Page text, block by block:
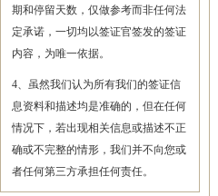
期和停留天数，仅做参考而非任何法
定承诺，一切均以签证官签发的签证
内容，为唯一依据。
4、虽然我们认为所有我们的签证信
息资料和描述均是准确的，但在任何
情况下，若出现相关信息或描述不正
确或不完整的情形，我们并不向您或
者任何第三方承担任何责任。